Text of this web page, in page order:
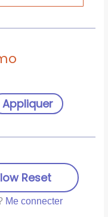
Appliquer
Reset
Me connecter